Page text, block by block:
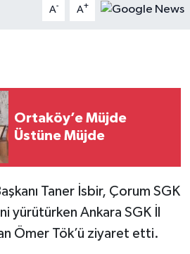
A- A+
Ortaköy’e Müjde
Üstüne Müjde
Taner İsbir, Çorum SGK
yürütürken Ankara SGK İl
Ömer Tök’ü ziyaret etti.